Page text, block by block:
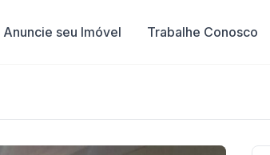
Anuncie seu Imóvel Trabalhe Conosco